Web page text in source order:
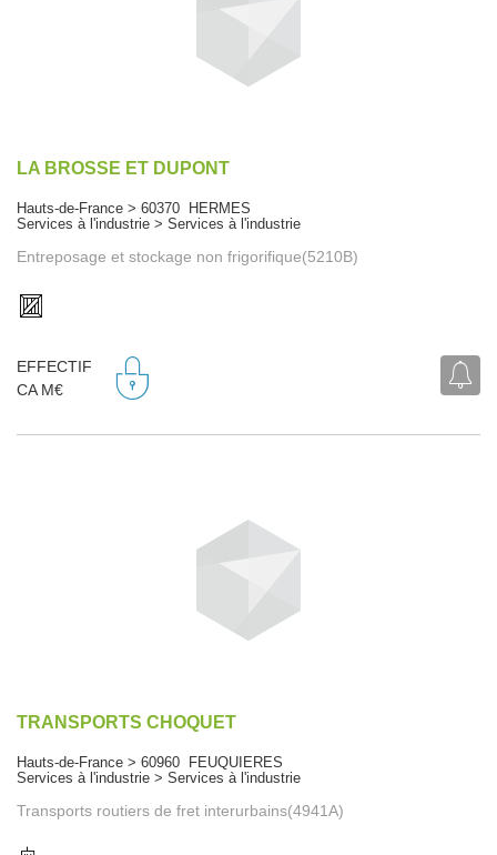
LA BROSSE ET DUPONT
Hauts-de-France > 60370 HERMES
Services à l'industrie > Services à l'industrie
Entreposage et stockage non frigorifique(5210B)
EFFECTIF
CA M€
TRANSPORTS CHOQUET
Hauts-de-France > 60960 FEUQUIERES
Services à l'industrie > Services à l'industrie
Transports routiers de fret interurbains(4941A)